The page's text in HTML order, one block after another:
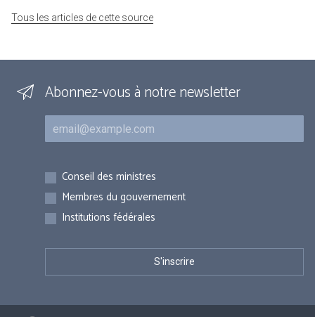
Tous les articles de cette source
Abonnez-vous à notre newsletter
Courriel
Inscriptions
Conseil des ministres
Membres du gouvernement
Institutions fédérales